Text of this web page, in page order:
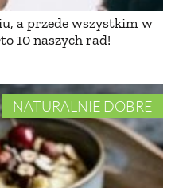
a przede wszystkim w
10 naszych rad!
NATURALNIE DOBRE